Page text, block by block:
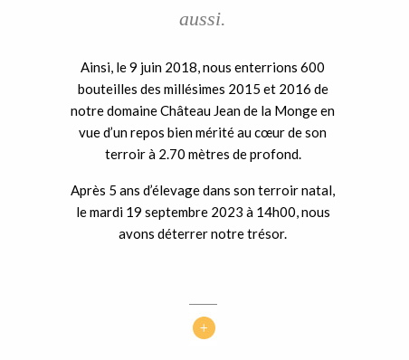
aussi.
Ainsi, le 9 juin 2018, nous enterrions 600
bouteilles des millésimes 2015 et 2016 de
notre domaine Château Jean de la Monge en
vue d’un repos bien mérité au cœur de son
terroir à 2.70 mètres de profond.
Après 5 ans d’élevage dans son terroir natal,
le mardi 19 septembre 2023 à 14h00, nous
avons déterrer notre trésor.